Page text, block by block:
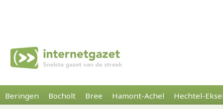
Beringen Bocholt Bree Hamont-Achel Hechtel-